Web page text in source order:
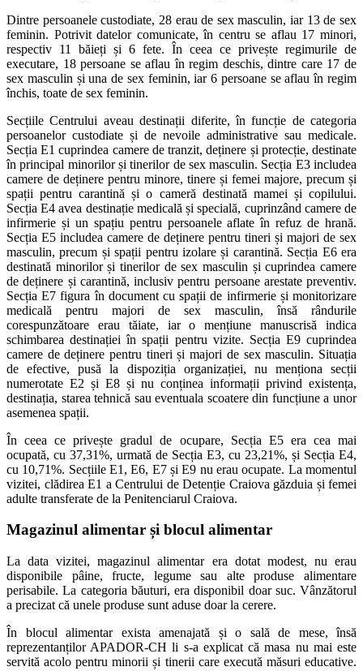
Dintre persoanele custodiate, 28 erau de sex masculin, iar 13 de sex
feminin. Potrivit datelor comunicate, în centru se aflau 17 minori,
respectiv 11 băieți și 6 fete. În ceea ce privește regimurile de
executare, 18 persoane se aflau în regim deschis, dintre care 17 de
sex masculin și una de sex feminin, iar 6 persoane se aflau în regim
închis, toate de sex feminin.
Secțiile Centrului aveau destinații diferite, în funcție de categoria
persoanelor custodiate și de nevoile administrative sau medicale.
Secția E1 cuprindea camere de tranzit, deținere și protecție, destinate
în principal minorilor și tinerilor de sex masculin. Secția E3 includea
camere de deținere pentru minore, tinere și femei majore, precum și
spații pentru carantină și o cameră destinată mamei și copilului.
Secția E4 avea destinație medicală și specială, cuprinzând camere de
infirmerie și un spațiu pentru persoanele aflate în refuz de hrană.
Secția E5 includea camere de deținere pentru tineri și majori de sex
masculin, precum și spații pentru izolare și carantină. Secția E6 era
destinată minorilor și tinerilor de sex masculin și cuprindea camere
de deținere și carantină, inclusiv pentru persoane arestate preventiv.
Secția E7 figura în document cu spații de infirmerie și monitorizare
medicală pentru majori de sex masculin, însă rândurile
corespunzătoare erau tăiate, iar o mențiune manuscrisă indica
schimbarea destinației în spații pentru vizite. Secția E9 cuprindea
camere de deținere pentru tineri și majori de sex masculin. Situația
de efective, pusă la dispoziția organizației, nu menționa secții
numerotate E2 și E8 și nu conținea informații privind existența,
destinația, starea tehnică sau eventuala scoatere din funcțiune a unor
asemenea spații.
În ceea ce privește gradul de ocupare, Secția E5 era cea mai
ocupată, cu 37,31%, urmată de Secția E3, cu 23,21%, și Secția E4,
cu 10,71%. Secțiile E1, E6, E7 și E9 nu erau ocupate. La momentul
vizitei, clădirea E1 a Centrului de Detenție Craiova găzduia și femei
adulte transferate de la Penitenciarul Craiova.
Magazinul alimentar și blocul alimentar
La data vizitei, magazinul alimentar era dotat modest, nu erau
disponibile pâine, fructe, legume sau alte produse alimentare
perisabile. La categoria băuturi, era disponibil doar suc. Vânzătorul
a precizat că unele produse sunt aduse doar la cerere.
În blocul alimentar exista amenajată și o sală de mese, însă
reprezentanților APADOR-CH li s-a explicat că masa nu mai este
servită acolo pentru minorii și tinerii care execută măsuri educative.